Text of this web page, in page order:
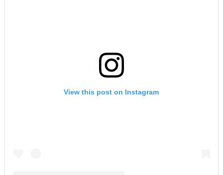
View this post on Instagram